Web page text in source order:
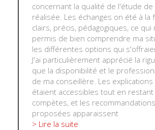
concernant la qualité de l'étude
réalisée. Les échanges on été à la
clairs, précis, pédagogiques, ce qui
permis de bien comprendre ma
les différentes options qui
J'ai particulièrement apprécié la
que la disponibilité et le
de ma conseillère. Les
étaient accessibles tout en
compètes, et les recommandations
proposées apparaissent
> Lire la suite